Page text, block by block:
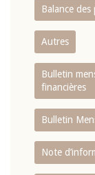
Balance des
Autres
Bulletin
financières
Bulletin
Note